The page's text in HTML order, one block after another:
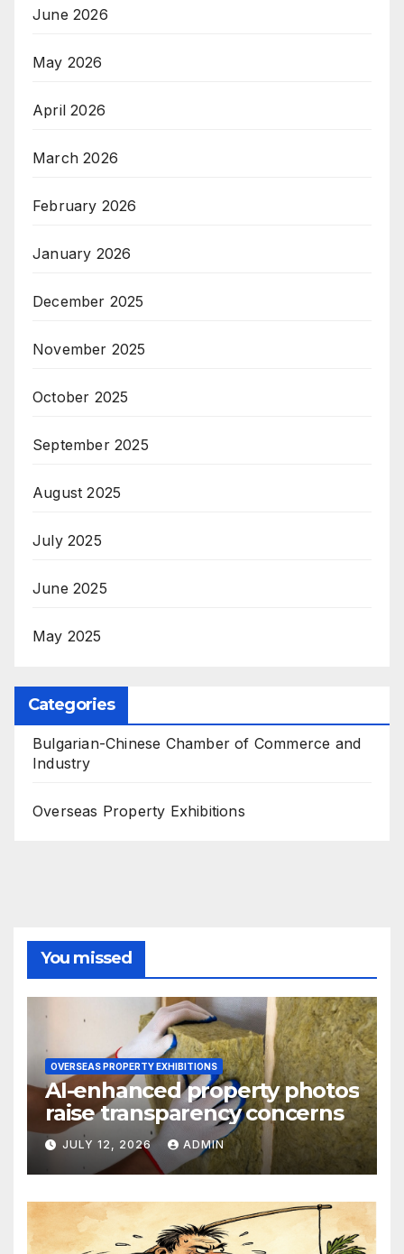
June 2026
May 2026
April 2026
March 2026
February 2026
January 2026
December 2025
November 2025
October 2025
September 2025
August 2025
July 2025
June 2025
May 2025
Categories
Bulgarian-Chinese Chamber of Commerce and
Industry
Overseas Property Exhibitions
You missed
OVERSEAS PROPERTY EXHIBITIONS
AI-enhanced property photos
raise transparency concerns
JULY 12, 2026 ADMIN